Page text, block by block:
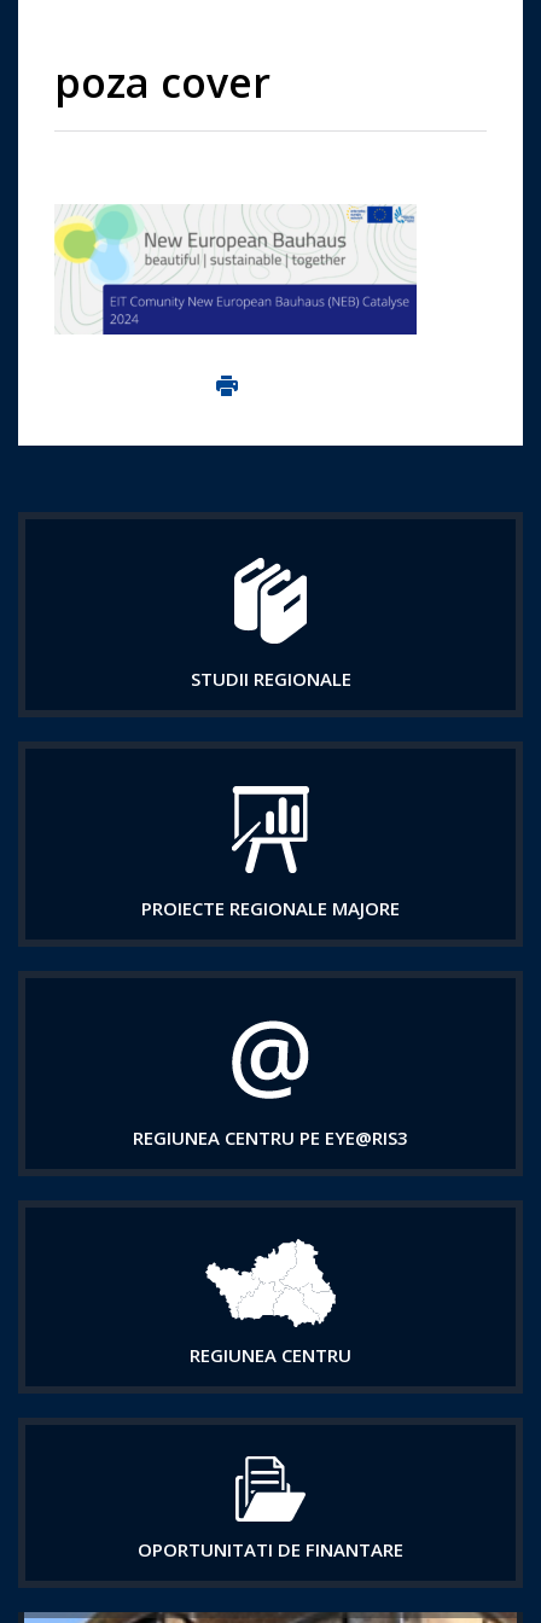
poza cover
Imprima aceasta pagina
STUDII REGIONALE
PROIECTE REGIONALE MAJORE
REGIUNEA CENTRU PE EYE@RIS3
REGIUNEA CENTRU
OPORTUNITATI DE FINANTARE